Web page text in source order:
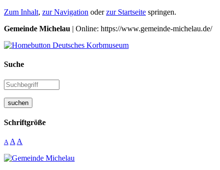
Zum Inhalt, zur Navigation oderzur Startseite springen.
Gemeinde Michelau | Online: https://www.gemeinde-michelau.de/
Suche
suchen
Schriftgröße
A A A